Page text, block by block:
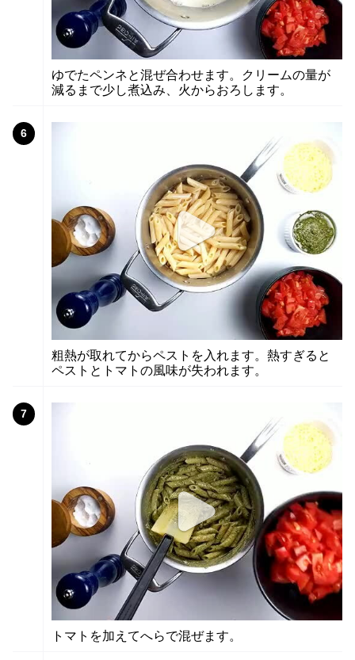
ゆでたペンネと混ぜ合わせます。クリームの量が
減るまで少し煮込み、火からおろします。
6
粗熱が取れてからペストを入れます。熱すぎると
ペストとトマトの風味が失われます。
7
トマトを加えてへらで混ぜます。